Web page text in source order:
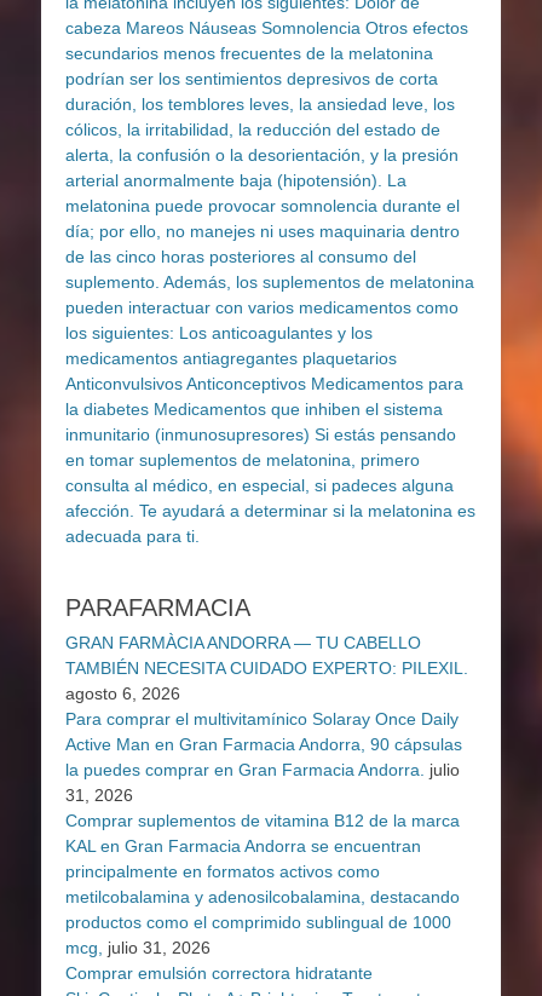
PARAFARMACIA
GRAN FARMÀCIA ANDORRA — TU CABELLO
TAMBIÉN NECESITA CUIDADO EXPERTO: PILEXIL.
agosto 6, 2026
Para comprar el multivitamínico Solaray Once Daily
Active Man en Gran Farmacia Andorra, 90 cápsulas
la puedes comprar en Gran Farmacia Andorra.
julio
31, 2026
Comprar suplementos de vitamina B12 de la marca
KAL en Gran Farmacia Andorra se encuentran
principalmente en formatos activos como
metilcobalamina y adenosilcobalamina, destacando
productos como el comprimido sublingual de 1000
mcg,
julio 31, 2026
Comprar emulsión correctora hidratante